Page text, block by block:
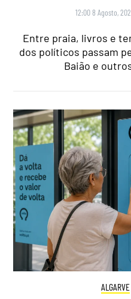
12:00 8 Agosto,
Entre praia, livros e
dos políticos passam
Baião e
ALGARVE